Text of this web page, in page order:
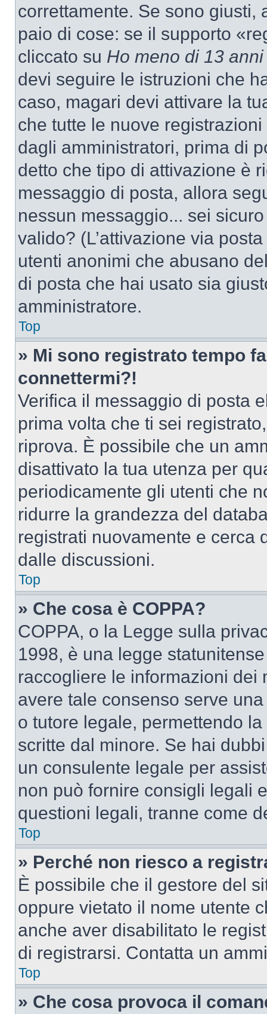
correttamente. Se sono giusti,
paio di cose: se il supporto
cliccato su Ho meno di 13 anni
devi seguire le istruzioni che
caso, magari devi attivare la
che tutte le nuove
dagli amministratori, prima di
detto che tipo di attivazione è
messaggio di posta, allora
nessun messaggio... sei
valido? (L’attivazione via
utenti anonimi che abusano
di posta che hai usato sia
amministratore.
Top
» Mi sono registrato tempo
connettermi?!
Verifica il messaggio di posta
prima volta che ti sei
riprova. È possibile che un
disattivato la tua utenza per
periodicamente gli utenti che
ridurre la grandezza del
registrati nuovamente e cerca
dalle discussioni.
Top
» Che cosa è COPPA?
COPPA, o la Legge sulla
1998, è una legge
raccogliere le informazioni dei
avere tale consenso serve
o tutore legale, permettendo
scritte dal minore. Se hai
un consulente legale per
non può fornire consigli legali
questioni legali, tranne come
Top
» Perché non riesco a
È possibile che il gestore del
oppure vietato il nome utente
anche aver disabilitato le
di registrarsi. Contatta un
Top
» Che cosa provoca il